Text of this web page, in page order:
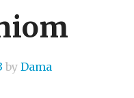
by Dama